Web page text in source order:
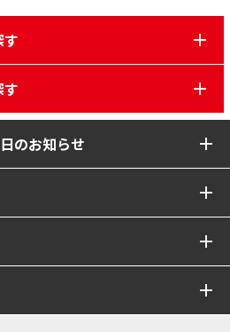
す
す
のお知らせ